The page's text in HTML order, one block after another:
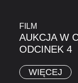
FILM
AUKCJA W
ODCINEK 4
WIĘCEJ